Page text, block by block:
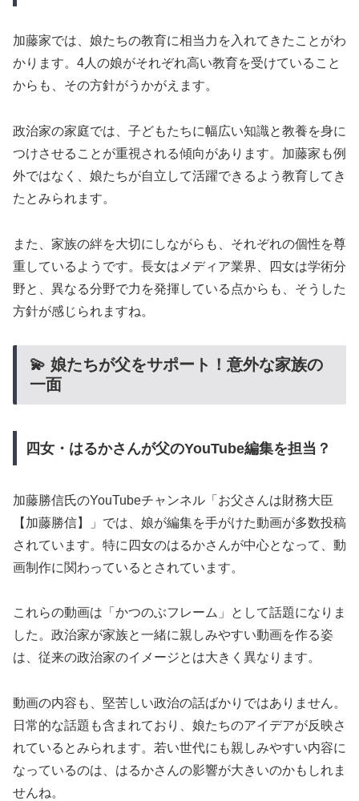
加藤家では、娘たちの教育に相当力を入れてきたことがわ
かります。4人の娘がそれぞれ高い教育を受けていること
からも、その方針がうかがえます。
政治家の家庭では、子どもたちに幅広い知識と教養を身に
つけさせることが重視される傾向があります。加藤家も例
外ではなく、娘たちが自立して活躍できるよう教育してき
たとみられます。
また、家族の絆を大切にしながらも、それぞれの個性を尊
重しているようです。長女はメディア業界、四女は学術分
野と、異なる分野で力を発揮している点からも、そうした
方針が感じられますね。
💫 娘たちが父をサポート！意外な家族の
一面
四女・はるかさんが父のYouTube編集を担当？
加藤勝信氏のYouTubeチャンネル「お父さんは財務大臣
【加藤勝信】」では、娘が編集を手がけた動画が多数投稿
されています。特に四女のはるかさんが中心となって、動
画制作に関わっているとされています。
これらの動画は「かつのぶフレーム」として話題になりま
した。政治家が家族と一緒に親しみやすい動画を作る姿
は、従来の政治家のイメージとは大きく異なります。
動画の内容も、堅苦しい政治の話ばかりではありません。
日常的な話題も含まれており、娘たちのアイデアが反映さ
れているとみられます。若い世代にも親しみやすい内容に
なっているのは、はるかさんの影響が大きいのかもしれま
せんね。